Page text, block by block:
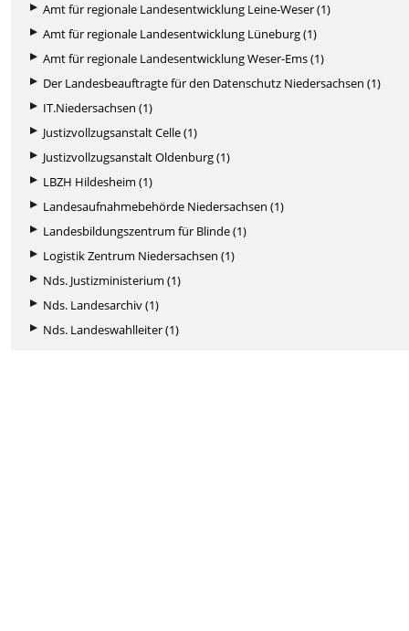
Amt für regionale Landesentwicklung Leine-Weser (1)
Amt für regionale Landesentwicklung Lüneburg (1)
Amt für regionale Landesentwicklung Weser-Ems (1)
Der Landesbeauftragte für den Datenschutz Niedersachsen (1)
IT.Niedersachsen (1)
Justizvollzugsanstalt Celle (1)
Justizvollzugsanstalt Oldenburg (1)
LBZH Hildesheim (1)
Landesaufnahmebehörde Niedersachsen (1)
Landesbildungszentrum für Blinde (1)
Logistik Zentrum Niedersachsen (1)
Nds. Justizministerium (1)
Nds. Landesarchiv (1)
Nds. Landeswahlleiter (1)